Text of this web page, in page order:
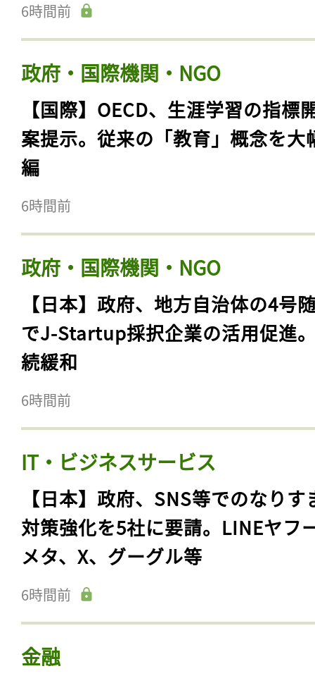
6時間前
政府・国際機関・NGO
【国際】OECD、生涯学習の指標
案提示。従来の「教育」概念を大
編
6時間前
政府・国際機関・NGO
【日本】政府、地方自治体の4号
でJ-Startup採択企業の活用促進
続緩和
6時間前
IT・ビジネスサービス
【日本】政府、SNS等でのなりす
対策強化を5社に要請。LINEヤフ
メタ、X、グーグル等
6時間前
金融